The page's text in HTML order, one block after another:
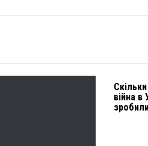
війна в